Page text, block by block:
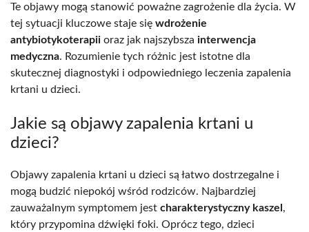
Te objawy mogą stanowić poważne zagrożenie dla życia. W
tej sytuacji kluczowe staje się wdrożenie
antybiotykoterapii oraz jak najszybsza interwencja
medyczna. Rozumienie tych różnic jest istotne dla
skutecznej diagnostyki i odpowiedniego leczenia zapalenia
krtani u dzieci.
Jakie są objawy zapalenia krtani u
dzieci?
Objawy zapalenia krtani u dzieci są łatwo dostrzegalne i
mogą budzić niepokój wśród rodziców. Najbardziej
zauważalnym symptomem jest charakterystyczny kaszel ,
który przypomina dźwięki foki. Oprócz tego, dzieci